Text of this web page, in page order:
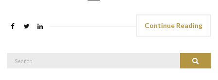
Continue Reading
Search